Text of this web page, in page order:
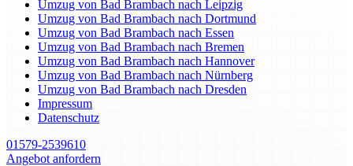
Umzug von Bad Brambach nach Leipzig
Umzug von Bad Brambach nach Dortmund
Umzug von Bad Brambach nach Essen
Umzug von Bad Brambach nach Bremen
Umzug von Bad Brambach nach Hannover
Umzug von Bad Brambach nach Nürnberg
Umzug von Bad Brambach nach Dresden
Impressum
Datenschutz
01579-2539610
Angebot anfordern